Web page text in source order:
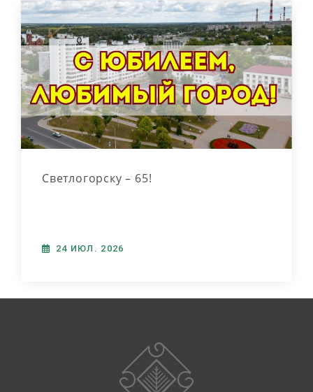
Светлогорску – 65!
24 ИЮЛ. 2026